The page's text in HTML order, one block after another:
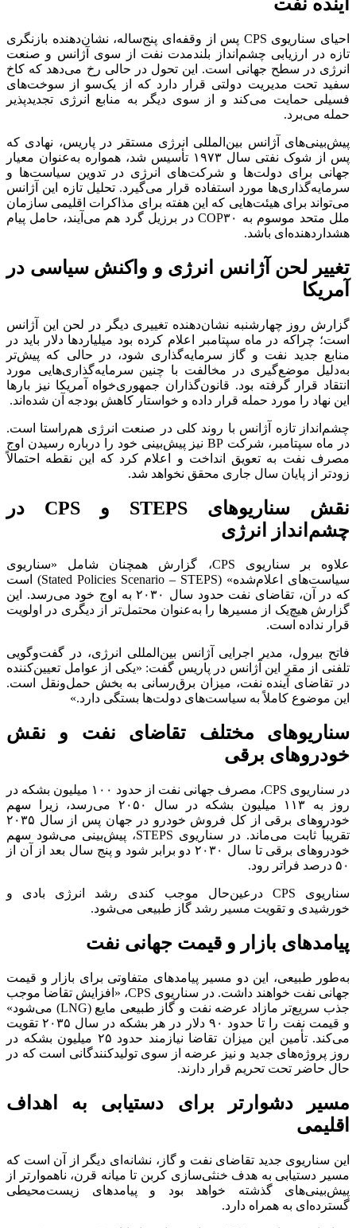
احیای سناریوی CPS پس از وقفه‌ای پنج‌ساله، نشان‌دهنده بازنگری
تازه در ارزیابی چشم‌انداز بلندمدت نفت از سوی آژانس و صنعت
انرژی در سطح جهانی است. این تحول در حالی رخ می‌دهد که کاخ
سفید تحت مدیریت دولتی قرار دارد که از یک‌سو از سوخت‌های
فسیلی حمایت می‌کند و از سوی دیگر به منابع انرژی تجدیدپذیر
حمله می‌برد.
پیش‌بینی‌های آژانس بین‌المللی انرژی مستقر در پاریس، نهادی که
پس از شوک نفتی سال ۱۹۷۳ تأسیس شد، همواره به‌عنوان معیار
جهانی برای دولت‌ها و شرکت‌های انرژی در تدوین سیاست‌ها و
سرمایه‌گذاری‌ها مورد استفاده قرار می‌گیرد. تحلیل تازه این آژانس
می‌تواند برای هیئت‌هایی که این هفته برای مذاکرات اقلیمی سازمان
ملل متحد موسوم به COP۳۰ در برزیل گرد هم می‌آیند، حامل پیام
هشداردهنده‌ای باشد.
تغییر لحن آژانس انرژی و واکنش سیاسی در
آمریکا
گزارش روز چهارشنبه نشان‌دهنده تغییری دیگر در لحن این آژانس
است؛ چراکه در ماه سپتامبر اعلام کرده بود میلیارد‌ها دلار باید در
منابع جدید نفت و گاز سرمایه‌گذاری شود، در حالی که پیش‌تر
به‌دلیل موضع‌گیری در مخالفت با چنین سرمایه‌گذاری‌هایی مورد
انتقاد قرار گرفته بود. قانون‌گذاران جمهوری‌خواه آمریکا نیز بار‌ها
این نهاد را مورد حمله قرار داده و خواستار کاهش بودجه آن شده‌اند.
چشم‌انداز تازه آژانس با روند کلی در صنعت انرژی هم‌راستا است.
در ماه سپتامبر، شرکت BP نیز پیش‌بینی خود را درباره رسیدن اوج
مصرف نفت به تعویق انداخت و اعلام کرد که این نقطه احتمالاً
زودتر از پایان سال جاری محقق نخواهد شد.
نقش سناریو‌های STEPS و CPS در
چشم‌انداز انرژی
علاوه بر سناریوی CPS، گزارش همچنان شامل «سناریوی
سیاست‌های اعلام‌شده» (Stated Policies Scenario – STEPS) است
که در آن، تقاضای نفت حدود سال ۲۰۳۰ به اوج خود می‌رسد. این
گزارش هیچ‌یک از مسیر‌ها را به‌عنوان محتمل‌تر از دیگری در اولویت
قرار نداده است.
فاتح بیرول، مدیر اجرایی آژانس بین‌المللی انرژی، در گفت‌وگویی
تلفنی از مقر این آژانس در پاریس گفت: «یکی از عوامل تعیین‌کننده
در تقاضای آینده نفت، میزان برق‌رسانی به بخش حمل‌ونقل است.
این موضوع کاملاً به سیاست‌های دولت‌ها بستگی دارد.»
سناریو‌های مختلف تقاضای نفت و نقش
خودرو‌های برقی
در سناریوی CPS، مصرف جهانی نفت از حدود ۱۰۰ میلیون بشکه در
روز به ۱۱۳ میلیون بشکه در سال ۲۰۵۰ می‌رسد، زیرا سهم
خودرو‌های برقی از کل فروش خودرو در جهان پس از سال ۲۰۳۵
تقریباً ثابت می‌ماند. در سناریوی STEPS، پیش‌بینی می‌شود سهم
خودرو‌های برقی تا سال ۲۰۳۰ دو برابر شود و پنج سال بعد از آن از
۵۰ درصد فراتر رود.
سناریوی CPS درعین‌حال موجب کندی رشد انرژی بادی و
خورشیدی و تقویت مسیر رشد گاز طبیعی می‌شود.
پیامد‌های بازار و قیمت جهانی نفت
به‌طور طبیعی، این دو مسیر پیامد‌های متفاوتی برای بازار و قیمت
جهانی نفت خواهند داشت. در سناریوی CPS، «افزایش تقاضا موجب
جذب سریع‌تر مازاد عرضه نفت و گاز طبیعی مایع (LNG) می‌شود»
و قیمت نفت را تا حدود ۹۰ دلار در هر بشکه در سال ۲۰۳۵ تقویت
می‌کند. تأمین این میزان تقاضا نیازمند حدود ۲۵ میلیون بشکه در
روز پروژه‌های جدید و نیز عرضه از سوی تولیدکنندگانی است که در
حال حاضر تحت تحریم قرار دارند.
مسیر دشوارتر برای دستیابی به اهداف
اقلیمی
این سناریوی جدید تقاضای نفت و گاز، نشانه‌ای دیگر از آن است که
مسیر دستیابی به هدف خنثی‌سازی کربن تا میانه قرن، ناهموارتر از
پیش‌بینی‌های گذشته خواهد بود و پیامد‌های زیست‌محیطی
گسترده‌ای به همراه دارد.